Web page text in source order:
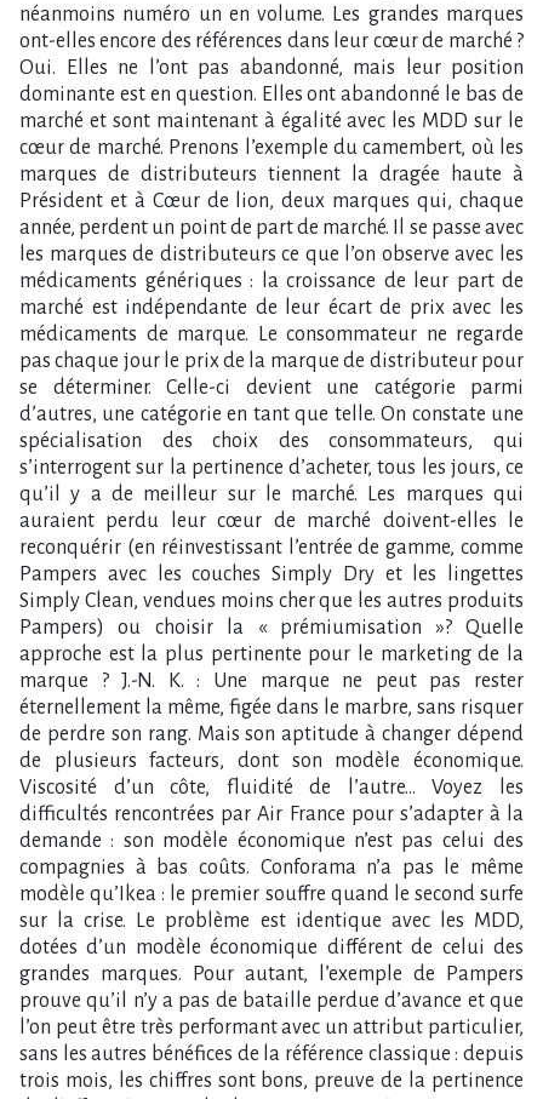
néanmoins numéro un en volume. Les grandes marques
ont-elles encore des références dans leur cœur de marché ?
Oui. Elles ne l’ont pas abandonné, mais leur position
dominante est en question. Elles ont abandonné le bas de
marché et sont maintenant à égalité avec les MDD sur le
cœur de marché. Prenons l’exemple du camembert, où les
marques de distributeurs tiennent la dragée haute à
Président et à Cœur de lion, deux marques qui, chaque
année, perdent un point de part de marché. Il se passe avec
les marques de distributeurs ce que l’on observe avec les
médicaments génériques : la croissance de leur part de
marché est indépendante de leur écart de prix avec les
médicaments de marque. Le consommateur ne regarde
pas chaque jour le prix de la marque de distributeur pour
se déterminer. Celle-ci devient une catégorie parmi
d’autres, une catégorie en tant que telle. On constate une
spécialisation des choix des consommateurs, qui
s’interrogent sur la pertinence d’acheter, tous les jours, ce
qu’il y a de meilleur sur le marché. Les marques qui
auraient perdu leur cœur de marché doivent-elles le
reconquérir (en réinvestissant l’entrée de gamme, comme
Pampers avec les couches Simply Dry et les lingettes
Simply Clean, vendues moins cher que les autres produits
Pampers) ou choisir la « prémiumisation »? Quelle
approche est la plus pertinente pour le marketing de la
marque ? J.-N. K. : Une marque ne peut pas rester
éternellement la même, figée dans le marbre, sans risquer
de perdre son rang. Mais son aptitude à changer dépend
de plusieurs facteurs, dont son modèle économique.
Viscosité d’un côte, fluidité de l’autre… Voyez les
difficultés rencontrées par Air France pour s’adapter à la
demande : son modèle économique n’est pas celui des
compagnies à bas coûts. Conforama n’a pas le même
modèle qu’Ikea : le premier souffre quand le second surfe
sur la crise. Le problème est identique avec les MDD,
dotées d’un modèle économique différent de celui des
grandes marques. Pour autant, l’exemple de Pampers
prouve qu’il n’y a pas de bataille perdue d’avance et que
l’on peut être très performant avec un attribut particulier,
sans les autres bénéfices de la référence classique : depuis
trois mois, les chiffres sont bons, preuve de la pertinence